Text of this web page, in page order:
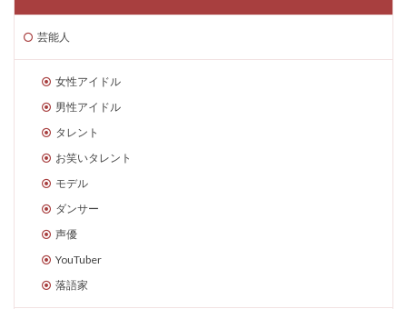
芸能人
女性アイドル
男性アイドル
タレント
お笑いタレント
モデル
ダンサー
声優
YouTuber
落語家